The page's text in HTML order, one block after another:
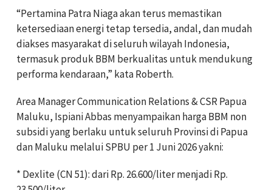
“Pertamina Patra Niaga akan terus memastikan
ketersediaan energi tetap tersedia, andal, dan mudah
diakses masyarakat di seluruh wilayah Indonesia,
termasuk produk BBM berkualitas untuk mendukung
performa kendaraan,” kata Roberth.
Area Manager Communication Relations & CSR Papua
Maluku, Ispiani Abbas menyampaikan harga BBM non
subsidi yang berlaku untuk seluruh Provinsi di Papua
dan Maluku melalui SPBU per 1 Juni 2026 yakni:
* Dexlite (CN 51): dari Rp. 26.600/liter menjadi Rp.